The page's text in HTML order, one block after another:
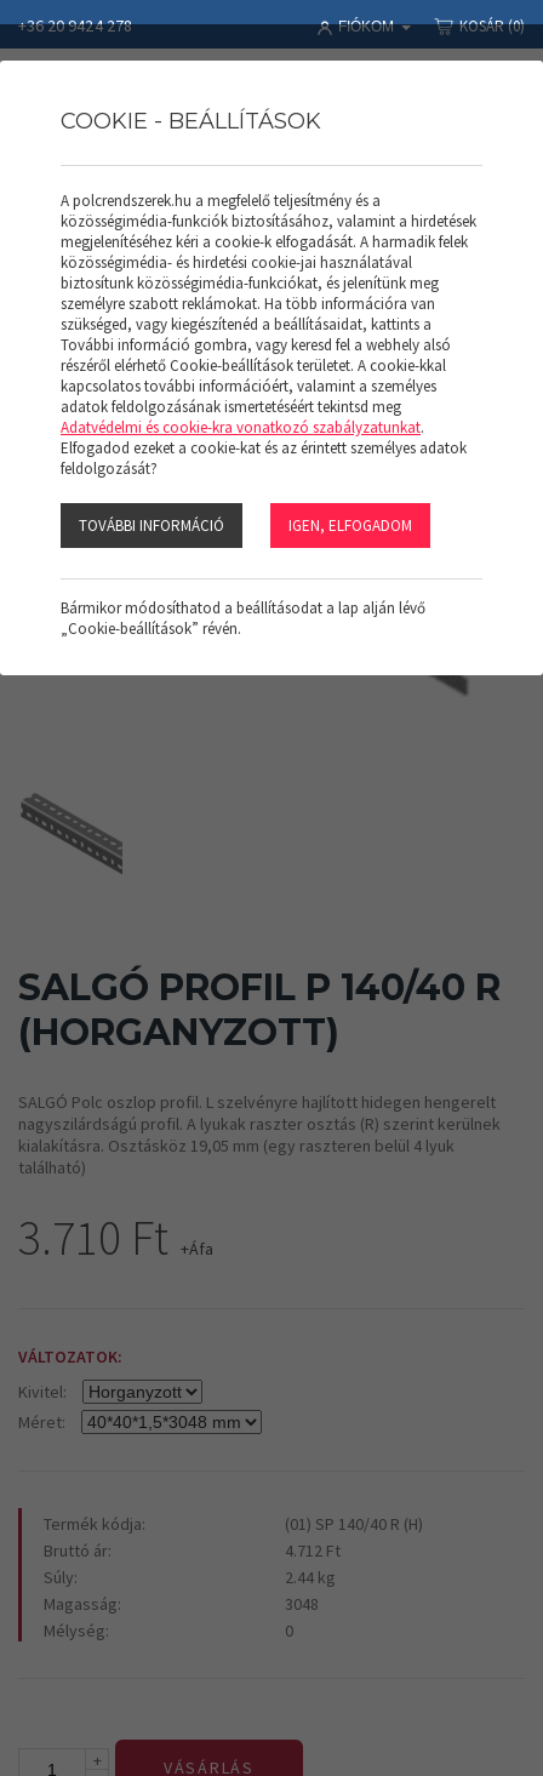
+36 20 9424 278 FIÓKOM KOSÁR(0)
Polcrendszerek Termékek
SALGÓ POLC
SALGÓ Profil P 140/40 R (Horganyzott)
SALGÓ PROFIL P 140/40 R
(HORGANYZOTT)
SALGÓ Polc oszlop profil. L szelvényre hajlított hidegen hengerelt
nagyszilárdságú profil. A lyukak raszter osztás (R) szerint kerülnek
kialakításra. Osztásköz 19,05 mm (egy raszteren belül 4 lyuk
található)
3.710 Ft +Áfa
VÁLTOZATOK:
Kivitel:
Méret:
Termék kódja:
(01) SP 140/40 R (H)
Bruttó ár:
4.712 Ft
Súly:
2.44 kg
Magasság:
3048
Mélység:
0
+
VÁSÁRLÁS
COOKIE - BEÁLLÍTÁSOK
A polcrendszerek.hu a megfelelő teljesítmény és a
közösségimédia-funkciók biztosításához, valamint a hirdetések
megjelenítéséhez kéri a cookie-k elfogadását. A harmadik felek
közösségimédia- és hirdetési cookie-jai használatával
biztosítunk közösségimédia-funkciókat, és jelenítünk meg
személyre szabott reklámokat. Ha több információra van
szükséged, vagy kiegészítenéd a beállításaidat, kattints a
További információ gombra, vagy keresd fel a webhely alsó
részéről elérhető Cookie-beállítások területet. A cookie-kkal
kapcsolatos további információért, valamint a személyes
adatok feldolgozásának ismertetéséért tekintsd meg
Adatvédelmi és cookie-kra vonatkozó szabályzatunkat.
Elfogadod ezeket a cookie-kat és az érintett személyes adatok
feldolgozását?
TOVÁBBI INFORMÁCIÓ IGEN, ELFOGADOM
Bármikor módosíthatod a beállításodat a lap alján lévő
„Cookie-beállítások” révén.